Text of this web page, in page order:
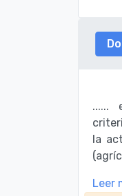
......
la
Leer